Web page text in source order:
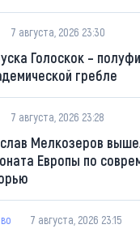
7 августа, 2026 23:30
Голоскок –
гребле
7 августа, 2026 23:28
Мелкозеров
Европы по
7 августа, 2026 23:15